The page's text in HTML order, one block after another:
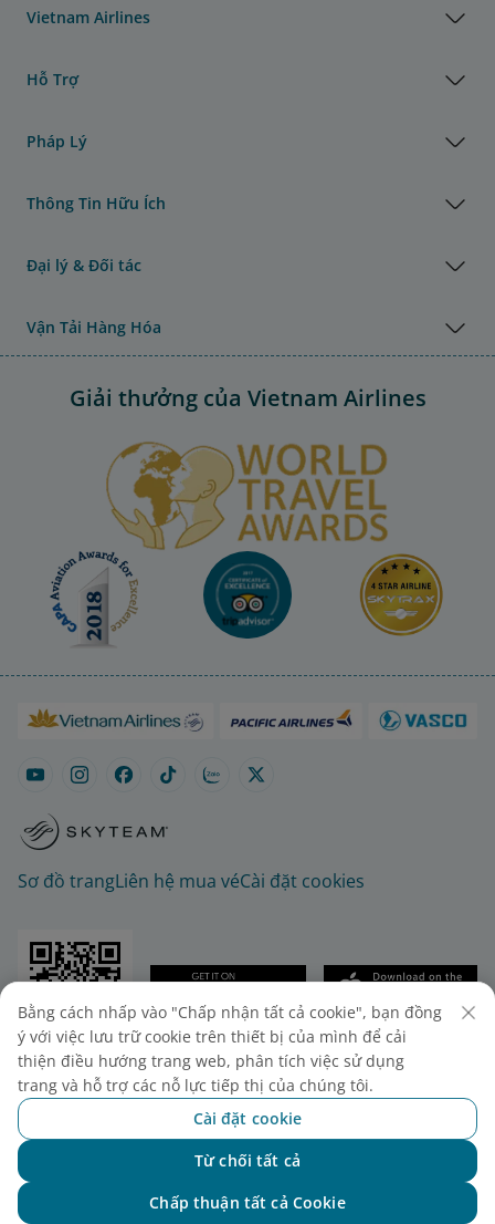
Vietnam Airlines
Hỗ Trợ
Pháp Lý
Thông Tin Hữu Ích
Đại lý & Đối tác
Vận Tải Hàng Hóa
Giải thưởng của Vietnam Airlines
Sơ đồ trangLiên hệ mua véCài đặt cookies
© 2025 Vietnam Airlines JSC
Tổng công ty Hàng không Việt Nam - CTCP. Số 200
Nguyễn Sơn, Phường Bồ Đề, Hà Nội.
Điện thoại: (+84-24) 38272289. Fax: (+84-24)
Giấy chứng nhận đăng ký doanh nghiệp, mã số
doanh nghiệp 0100107518, đăng ký lần đầu ngày
Bằng cách nhấp vào "Chấp nhận tất cả cookie", bạn đồng
ý với việc lưu trữ cookie trên thiết bị của mình để cải
thiện điều hướng trang web, phân tích việc sử dụng
trang và hỗ trợ các nỗ lực tiếp thị của chúng tôi.
Cài đặt cookie
Từ chối tất cả
Chấp thuận tất cả Cookie